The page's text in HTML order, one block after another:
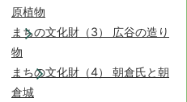
原植物
まちの文化財（3） 広谷の造り
物
まちの文化財（4） 朝倉氏と朝
倉城